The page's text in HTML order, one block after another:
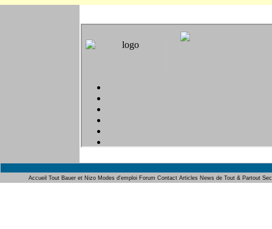
Accueil Tout Bauer et Nizo Modes d'emploi Forum Contact Articles News de Tout & Partout